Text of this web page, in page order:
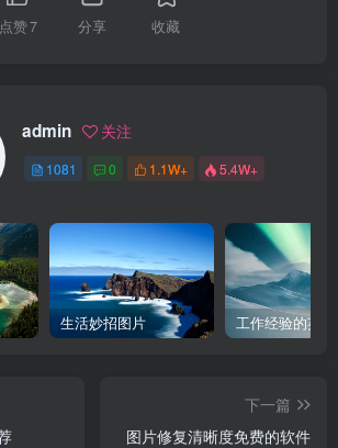
点赞7 分享 收藏
admin 关注
1081 0 1.1W+ 5.4W+
生活妙招图片 工作经验的英
下一篇
图片修复清晰度免费的软件